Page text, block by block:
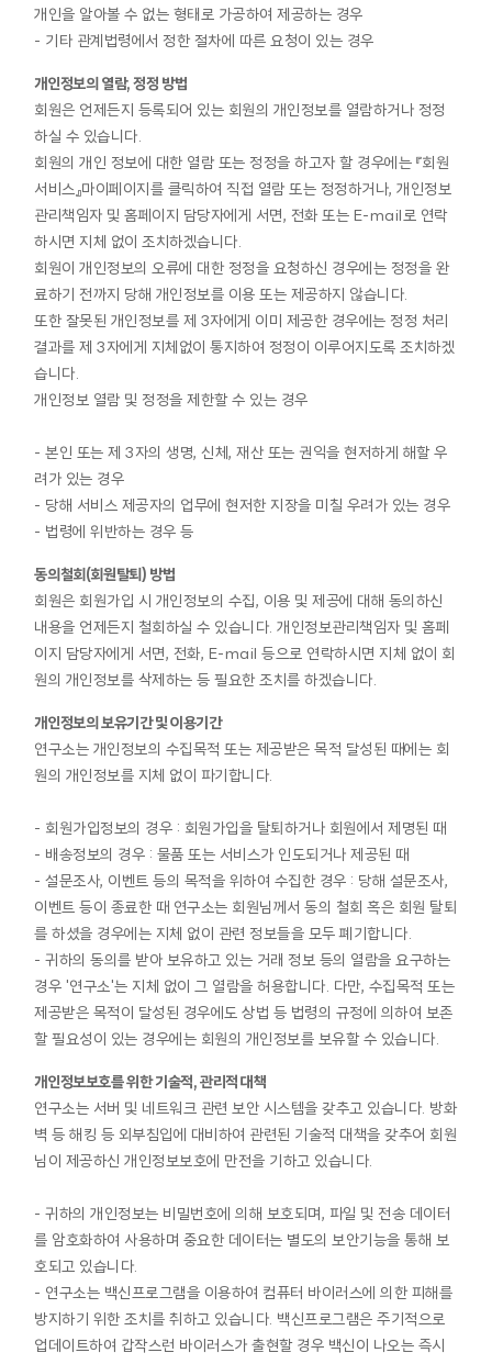
개인을 알아볼 수 없는 형태로 가공하여 제공하는 경우
- 기타 관계법령에서 정한 절차에 따른 요청이 있는 경우
개인정보의 열람, 정정 방법
회원은 언제든지 등록되어 있는 회원의 개인정보를 열람하거나 정정
하실 수 있습니다.
회원의 개인 정보에 대한 열람 또는 정정을 하고자 할 경우에는 『회원
서비스』마이페이지를 클릭하여 직접 열람 또는 정정하거나, 개인정보
관리책임자 및 홈페이지 담당자에게 서면, 전화 또는 E-mail로 연락
하시면 지체 없이 조치하겠습니다.
회원이 개인정보의 오류에 대한 정정을 요청하신 경우에는 정정을 완
료하기 전까지 당해 개인정보를 이용 또는 제공하지 않습니다.
또한 잘못된 개인정보를 제 3자에게 이미 제공한 경우에는 정정 처리
결과를 제 3자에게 지체없이 통지하여 정정이 이루어지도록 조치하겠
습니다.
개인정보 열람 및 정정을 제한할 수 있는 경우
- 본인 또는 제 3자의 생명, 신체, 재산 또는 권익을 현저하게 해할 우
려가 있는 경우
- 당해 서비스 제공자의 업무에 현저한 지장을 미칠 우려가 있는 경우
- 법령에 위반하는 경우 등
동의철회(회원탈퇴) 방법
회원은 회원가입 시 개인정보의 수집, 이용 및 제공에 대해 동의하신
내용을 언제든지 철회하실 수 있습니다. 개인정보관리책임자 및 홈페
이지 담당자에게 서면, 전화, E-mail 등으로 연락하시면 지체 없이 회
원의 개인정보를 삭제하는 등 필요한 조치를 하겠습니다.
개인정보의 보유기간 및 이용기간
연구소는 개인정보의 수집목적 또는 제공받은 목적 달성된 때에는 회
원의 개인정보를 지체 없이 파기합니다.
- 회원가입정보의 경우 : 회원가입을 탈퇴하거나 회원에서 제명된 때
- 배송정보의 경우 : 물품 또는 서비스가 인도되거나 제공된 때
- 설문조사, 이벤트 등의 목적을 위하여 수집한 경우 : 당해 설문조사,
이벤트 등이 종료한 때 연구소는 회원님께서 동의 철회 혹은 회원 탈퇴
를 하셨을 경우에는 지체 없이 관련 정보들을 모두 폐기합니다.
- 귀하의 동의를 받아 보유하고 있는 거래 정보 등의 열람을 요구하는
경우 '연구소'는 지체 없이 그 열람을 허용합니다. 다만, 수집목적 또는
제공받은 목적이 달성된 경우에도 상법 등 법령의 규정에 의하여 보존
할 필요성이 있는 경우에는 회원의 개인정보를 보유할 수 있습니다.
개인정보보호를 위한 기술적, 관리적 대책
연구소는 서버 및 네트워크 관련 보안 시스템을 갖추고 있습니다. 방화
벽 등 해킹 등 외부침입에 대비하여 관련된 기술적 대책을 갖추어 회원
님이 제공하신 개인정보보호에 만전을 기하고 있습니다.
- 귀하의 개인정보는 비밀번호에 의해 보호되며, 파일 및 전송 데이터
를 암호화하여 사용하며 중요한 데이터는 별도의 보안기능을 통해 보
호되고 있습니다.
- 연구소는 백신프로그램을 이용하여 컴퓨터 바이러스에 의한 피해를
방지하기 위한 조치를 취하고 있습니다. 백신프로그램은 주기적으로
업데이트하여 갑작스런 바이러스가 출현할 경우 백신이 나오는 즉시